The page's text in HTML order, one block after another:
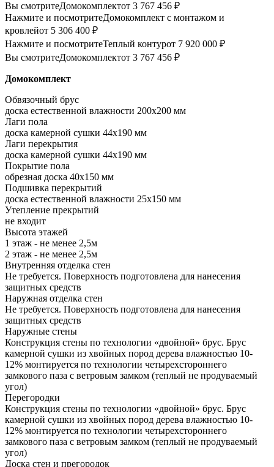
Вы смотритеДомокомплектот 3 767 456 ₽
Нажмите и посмотритеДомокомплект с монтажом и
кровлейот 5 306 400 ₽
Нажмите и посмотритеТеплый контурот 7 920 000 ₽
Вы смотритеДомокомплектот 3 767 456 ₽
Домокомплект
Обвязочный брус
доска естественной влажности 200х200 мм
Лаги пола
доска камерной сушки 44х190 мм
Лаги перекрытия
доска камерной сушки 44х190 мм
Покрытие пола
обрезная доска 40х150 мм
Подшивка перекрытий
доска естественной влажности 25х150 мм
Утепление прекрытий
не входит
Высота этажей
1 этаж - не менее 2,5м
2 этаж - не менее 2,5м
Внутренняя отделка стен
Не требуется. Поверхность подготовлена для нанесения
защитных средств
Наружная отделка стен
Не требуется. Поверхность подготовлена для нанесения
защитных средств
Наружные стены
Конструкция стены по технологии «двойной» брус. Брус
камерной сушки из хвойных пород дерева влажностью 10-
12% монтируется по технологии четырехстороннего
замкового паза с ветровым замком (теплый не продуваемый
угол)
Перегородки
Конструкция стены по технологии «двойной» брус. Брус
камерной сушки из хвойных пород дерева влажностью 10-
12% монтируется по технологии четырехстороннего
замкового паза с ветровым замком (теплый не продуваемый
угол)
Доска стен и прегородок